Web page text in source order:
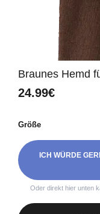
Braunes Hemd
24.99€
Größe
ICH WÜRDE
Oder direkt hier unten